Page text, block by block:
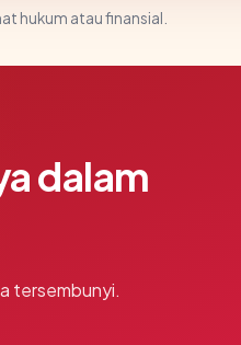
hukum atau finansial.
dalam
tersembunyi.